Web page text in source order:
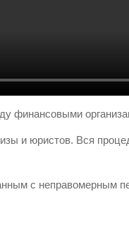
и юристов. Вся
с неправомерным